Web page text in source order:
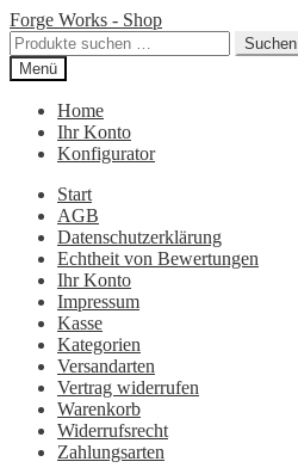
Zur
Navigation
springen
Zum
Inhalt
springen
Forge Works - Shop
Suchen
nach:
Suchen
Menü
Home
Ihr Konto
Konfigurator
Start
AGB
Datenschutzerklärung
Echtheit von Bewertungen
Ihr Konto
Impressum
Kasse
Kategorien
Versandarten
Vertrag widerrufen
Warenkorb
Widerrufsrecht
Zahlungsarten